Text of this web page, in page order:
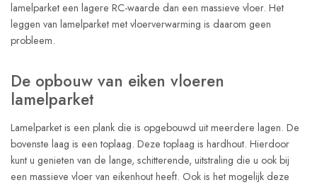
lamelparket een lagere RC-waarde dan een massieve vloer. Het
leggen van lamelparket met vloerverwarming is daarom geen
probleem.
De opbouw van eiken vloeren
lamelparket
Lamelparket is een plank die is opgebouwd uit meerdere lagen. De
bovenste laag is een toplaag. Deze toplaag is hardhout. Hierdoor
kunt u genieten van de lange, schitterende, uitstraling die u ook bij
een massieve vloer van eikenhout heeft. Ook is het mogelijk deze